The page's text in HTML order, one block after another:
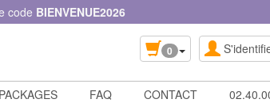
code BIENVENUE2026
0
PACKAGES FAQ CONTACT